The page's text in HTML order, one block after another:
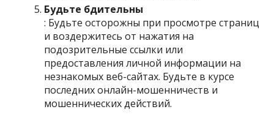
Будьте бдительны
: Будьте осторожны при просмотре страниц
и воздержитесь от нажатия на
подозрительные ссылки или
предоставления личной информации на
незнакомых веб-сайтах. Будьте в курсе
последних онлайн-мошенничеств и
мошеннических действий.